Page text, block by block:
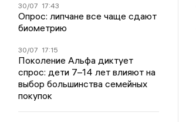
30/07 17:43
Опрос: липчане все чаще сдают
биометрию
30/07 17:15
Поколение Альфа диктует
спрос: дети 7–14 лет влияют на
выбор большинства семейных
покупок